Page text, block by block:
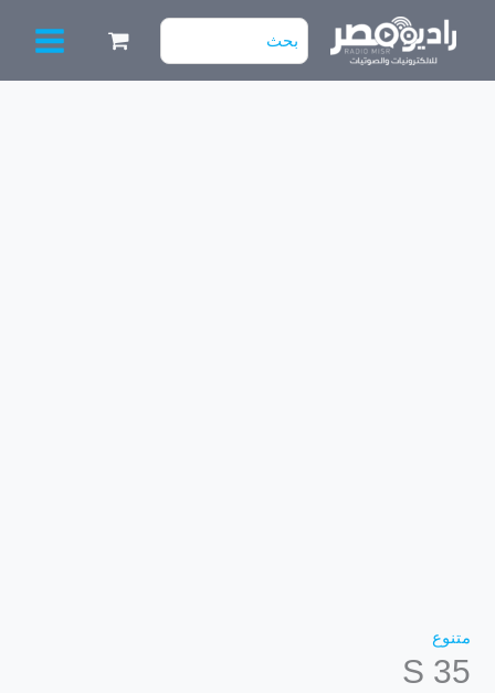
البحث
عن:
متنوع
S 35